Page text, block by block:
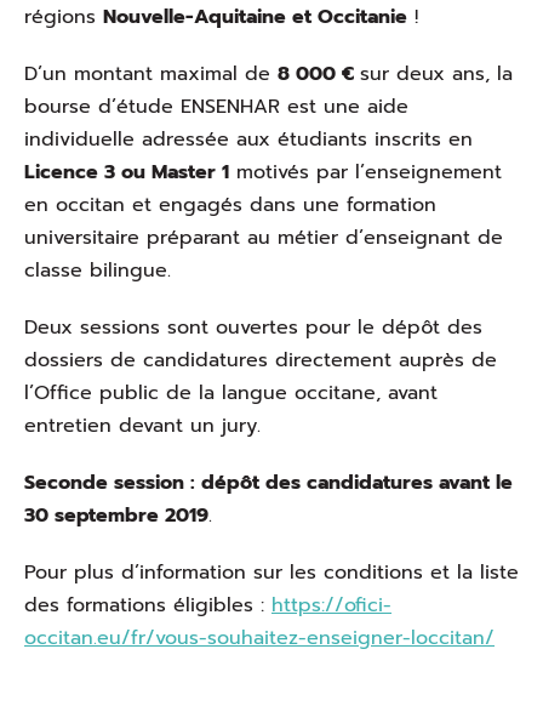
régions Nouvelle-Aquitaine et Occitanie !
D’un montant maximal de 8 000 € sur deux ans, la
bourse d’étude ENSENHAR est une aide
individuelle adressée aux étudiants inscrits en
Licence 3 ou Master 1 motivés par l’enseignement
en occitan et engagés dans une formation
universitaire préparant au métier d’enseignant de
classe bilingue.
Deux sessions sont ouvertes pour le dépôt des
dossiers de candidatures directement auprès de
l’Office public de la langue occitane, avant
entretien devant un jury.
Seconde session : dépôt des candidatures avant le
30 septembre 2019.
Pour plus d’information sur les conditions et la liste
des formations éligibles : https://ofici-
occitan.eu/fr/vous-souhaitez-enseigner-loccitan/